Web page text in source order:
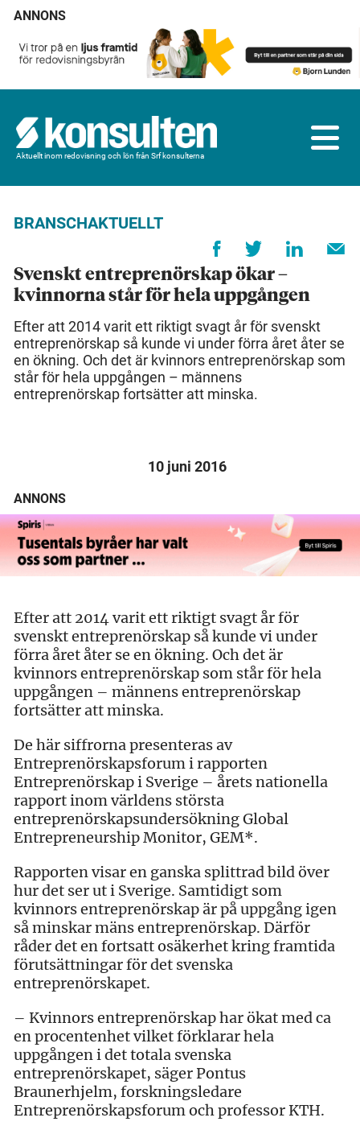
ANNONS
Aktuellt inom redovisning och lön från Srf konsulterna
BRANSCHAKTUELLT
Svenskt entreprenörskap ökar –
kvinnorna står för hela uppgången
Efter att 2014 varit ett riktigt svagt år för svenskt
entreprenörskap så kunde vi under förra året åter se
en ökning. Och det är kvinnors entreprenörskap som
står för hela uppgången – männens
entreprenörskap fortsätter att minska.
10 juni 2016
ANNONS
Efter att 2014 varit ett riktigt svagt år för
svenskt entreprenörskap så kunde vi under
förra året åter se en ökning. Och det är
kvinnors entreprenörskap som står för hela
uppgången – männens entreprenörskap
fortsätter att minska.
De här siffrorna presenteras av
Entreprenörskapsforum i rapporten
Entreprenörskap i Sverige – årets nationella
rapport inom världens största
entreprenörskapsundersökning Global
Entrepreneurship Monitor, GEM*.
Rapporten visar en ganska splittrad bild över
hur det ser ut i Sverige. Samtidigt som
kvinnors entreprenörskap är på uppgång igen
så minskar mäns entreprenörskap. Därför
råder det en fortsatt osäkerhet kring framtida
förutsättningar för det svenska
entreprenörskapet.
– Kvinnors entreprenörskap har ökat med ca
en procentenhet vilket förklarar hela
uppgången i det totala svenska
entreprenörskapet, säger Pontus
Braunerhjelm, forskningsledare
Entreprenörskapsforum och professor KTH.